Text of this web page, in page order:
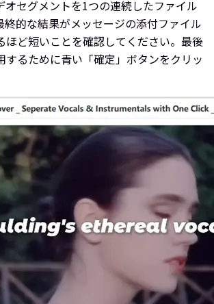
オセグメントを1つの連続したファイル
終的な結果がメッセージの添付ファイル
ほど短いことを確認してください。最後
するために青い「確定」ボタンをクリッ